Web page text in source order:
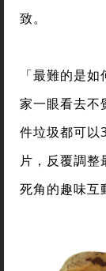
致。
「最難的是
家一眼看去不
件垃圾都可以
片，反覆調整
死角的趣味互